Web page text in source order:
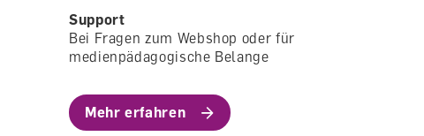
Support
Bei Fragen zum Webshop oder für
medienpädagogische Belange
Mehr erfahren